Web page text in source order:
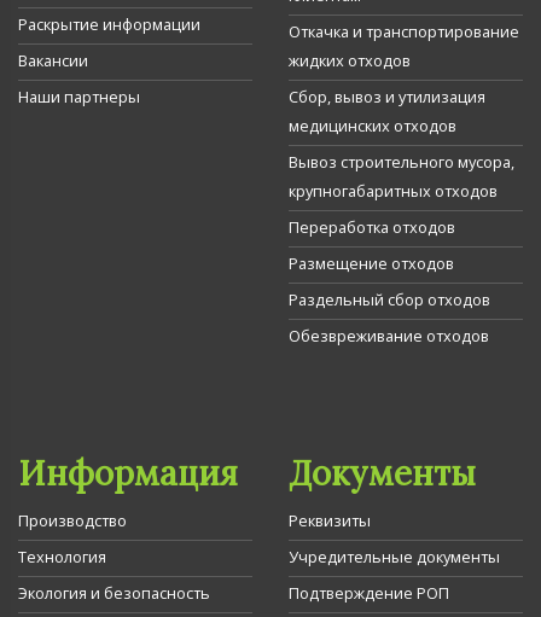
Раскрытие информации
Вакансии
Наши партнеры
Откачка и транспортирование
жидких отходов
Сбор, вывоз и утилизация
медицинских отходов
Вывоз строительного мусора,
крупногабаритных отходов
Переработка отходов
Размещение отходов
Раздельный сбор отходов
Обезвреживание отходов
Информация
Производство
Технология
Экология и безопасность
Документы
Реквизиты
Учредительные документы
Подтверждение РОП